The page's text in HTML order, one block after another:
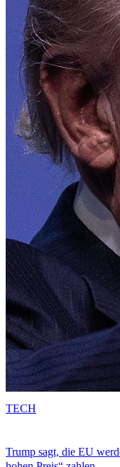
Trump sagt, die EU
TECH